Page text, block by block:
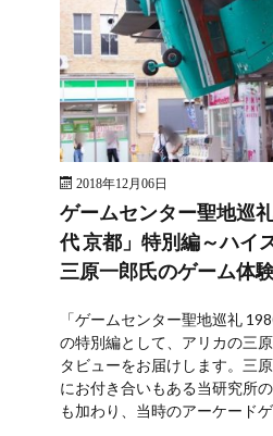
2018年12月06日
ゲームセンター聖地巡
代 京都」特別編～ハイ
三原一郎氏のゲーム体
「ゲームセンター聖地巡礼
の特別編として、アリカの三
タビューをお届けします。三
にお付き合いもある当研究所
も加わり、当時のアーケード